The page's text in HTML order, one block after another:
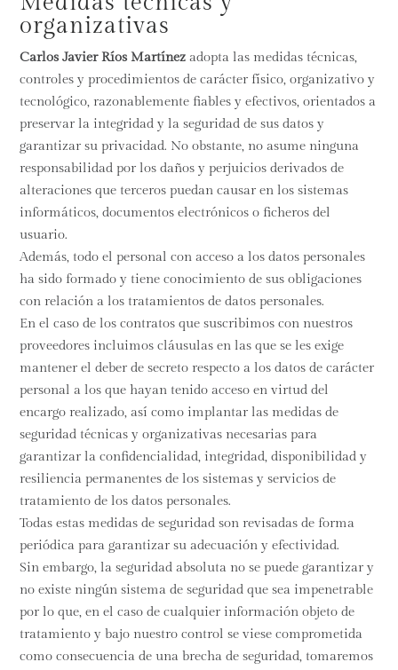
organizativas
Carlos Javier Ríos Martínezadopta las medidas técnicas,
controles y procedimientos de carácter físico, organizativo y
tecnológico, razonablemente fiables y efectivos, orientados a
preservar la integridad y la seguridad de sus datos y
garantizar su privacidad. No obstante, no asume ninguna
responsabilidad por los daños y perjuicios derivados de
alteraciones que terceros puedan causar en los sistemas
informáticos, documentos electrónicos o ficheros del
usuario.
Además, todo el personal con acceso a los datos personales
ha sido formado y tiene conocimiento de sus obligaciones
con relación a los tratamientos de datos personales.
En el caso de los contratos que suscribimos con nuestros
proveedores incluimos cláusulas en las que se les exige
mantener el deber de secreto respecto a los datos de carácter
personal a los que hayan tenido acceso en virtud del
encargo realizado, así como implantar las medidas de
seguridad técnicas y organizativas necesarias para
garantizar la confidencialidad, integridad, disponibilidad y
resiliencia permanentes de los sistemas y servicios de
tratamiento de los datos personales.
Todas estas medidas de seguridad son revisadas de forma
periódica para garantizar su adecuación y efectividad.
Sin embargo, la seguridad absoluta no se puede garantizar y
no existe ningún sistema de seguridad que sea impenetrable
por lo que, en el caso de cualquier información objeto de
tratamiento y bajo nuestro control se viese comprometida
como consecuencia de una brecha de seguridad, tomaremos